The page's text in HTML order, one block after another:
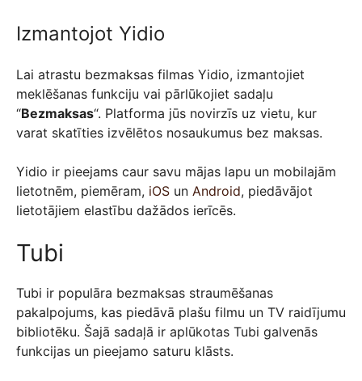
Izmantojot Yidio
Lai atrastu bezmaksas filmas Yidio, izmantojiet
meklēšanas funkciju vai pārlūkojiet sadaļu
“Bezmaksas“. Platforma jūs novirzīs uz vietu, kur
varat skatīties izvēlētos nosaukumus bez maksas.
Yidio ir pieejams caur savu mājas lapu un mobilajām
lietotnēm, piemēram, iOS un Android, piedāvājot
lietotājiem elastību dažādos ierīcēs.
Tubi
Tubi ir populāra bezmaksas straumēšanas
pakalpojums, kas piedāvā plašu filmu un TV raidījumu
bibliotēku. Šajā sadaļā ir aplūkotas Tubi galvenās
funkcijas un pieejamo saturu klāsts.